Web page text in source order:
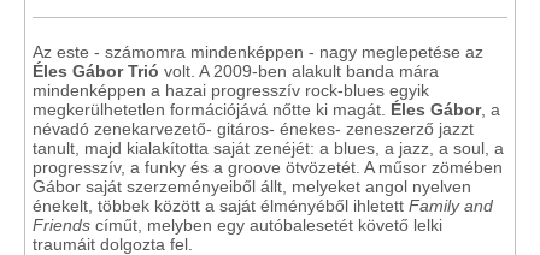
Az este - számomra mindenképpen - nagy meglepetése az
Éles Gábor Trió volt. A 2009-ben alakult banda mára
mindenképpen a hazai progresszív rock-blues egyik
megkerülhetetlen formációjává nőtte ki magát. Éles Gábor, a
névadó zenekarvezető- gitáros- énekes- zeneszerző jazzt
tanult, majd kialakította saját zenéjét: a blues, a jazz, a soul, a
progresszív, a funky és a groove ötvözetét. A műsor zömében
Gábor saját szerzeményeiből állt, melyeket angol nyelven
énekelt, többek között a saját élményéből ihletett Family and
Friends címűt, melyben egy autóbalesetét követő lelki
traumáit dolgozta fel.